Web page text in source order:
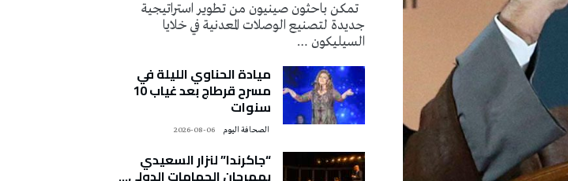
تمكن باحثون صينيون من تطوير استراتيجية
جديدة لتصنيع الوصلات المعدنية في خلايا
السيليكون …
ميادة الحناوي الليلة في
مسرح قرطاج بعد غياب 10
سنوات
2026-08-06
“جاكرندا” لنزار السعيدي
بمهرجان الحمامات الدولي…